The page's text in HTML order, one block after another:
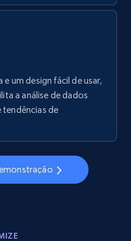
Gtin,
Top reviews, and
Comece agora
Gtin,
um design fácil de usar,
a análise de dados
de